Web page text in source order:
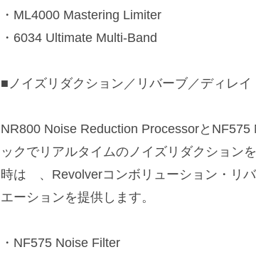
・ML4000 Mastering Limiter
・6034 Ultimate Multi-Band
■ノイズリダクション／リバーブ／ディレイ
NR800 Noise Reduction Processorと
ックでリアルタイムのノイズリダクション
時は 、Revolverコンボリューション・リ
エーションを提供します。
・NF575 Noise Filter